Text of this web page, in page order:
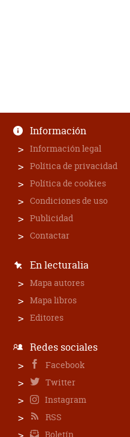
Información
Información legal
Política de privacidad
Política de cookies
Condiciones de uso
Publicidad
Contactar
En lecturalia
Mapa autores
Mapa libros
Editores
Redes sociales
Facebook
Twitter
Instagram
RSS
Boletín